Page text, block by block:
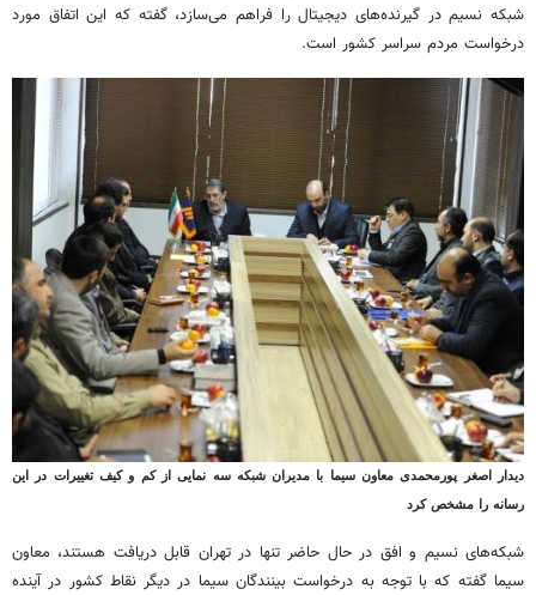
شبکه نسیم در گیرنده‌های دیجیتال را فراهم می‌سازد، گفته که این اتفاق مورد
درخواست مردم سراسر کشور است.
دیدار اصغر پورمحمدی معاون سیما با مدیران شبکه سه نمایی از کم و کیف تغییرات در این
رسانه را مشخص کرد
شبکه‌های نسیم و افق در حال حاضر تنها در تهران قابل دریافت هستند، معاون
سیما گفته که با توجه به درخواست بینندگان سیما در دیگر نقاط کشور در آینده